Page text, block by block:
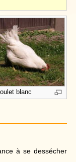
blanc
à se dessécher